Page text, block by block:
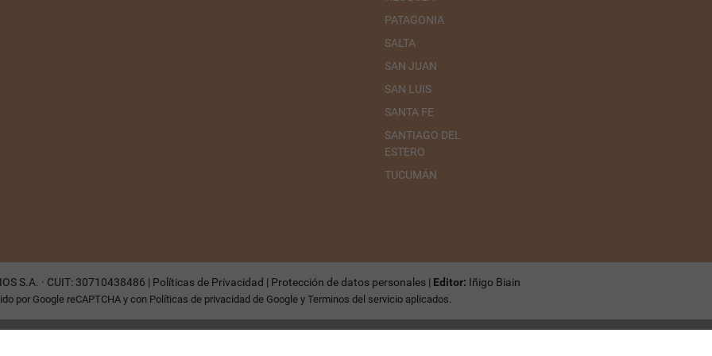
PATAGONIA
SALTA
SAN JUAN
SAN LUIS
SANTA FE
SANTIAGO DEL
ESTERO
TUCUMÁN
S.A. · CUIT: 30710438486 | Políticas de Privacidad | Protección de datos personales | Editor: Iñigo Biain
por Google reCAPTCHA y con Políticas de privacidad de Googley Terminos del servicioaplicados.